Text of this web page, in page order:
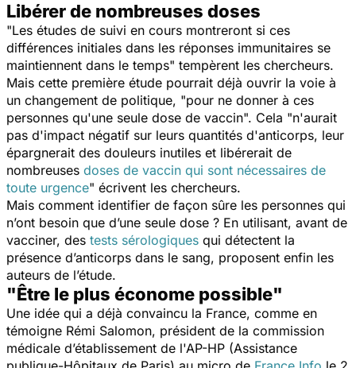
Libérer de nombreuses doses
"Les études de suivi en cours montreront si ces
différences initiales dans les réponses immunitaires se
maintiennent dans le temps" tempèrent les chercheurs.
Mais cette première étude pourrait déjà ouvrir la voie à
un changement de politique, "pour ne donner à ces
personnes qu'une seule dose de vaccin". Cela "n'aurait
pas d'impact négatif sur leurs quantités d'anticorps, leur
épargnerait des douleurs inutiles et libérerait de
nombreuses doses de vaccin qui sont nécessaires de
toute urgence" écrivent les chercheurs.
Mais comment identifier de façon sûre les personnes qui
n’ont besoin que d’une seule dose ? En utilisant, avant de
vacciner, des tests sérologiques qui détectent la
présence d’anticorps dans le sang, proposent enfin les
auteurs de l’étude.
"Être le plus économe possible"
Une idée qui a déjà convaincu la France, comme en
témoigne Rémi Salomon, président de la commission
médicale d’établissement de l'AP-HP (Assistance